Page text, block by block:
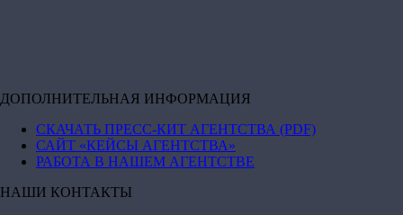
ДОПОЛНИТЕЛЬНАЯ ИНФОРМАЦИЯ
СКАЧАТЬ ПРЕСС-КИТ АГЕНТСТВА (PDF)
САЙТ «КЕЙСЫ АГЕНТСТВА»
РАБОТА В НАШЕМ АГЕНТСТВЕ
НАШИ КОНТАКТЫ